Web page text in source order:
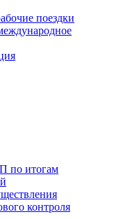
поездки
по итогам
контроля